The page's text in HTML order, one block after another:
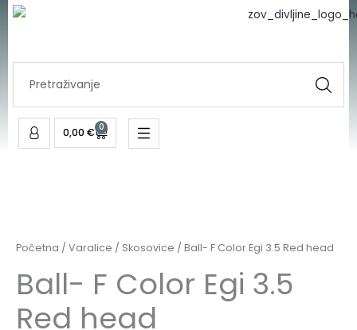
Skip
0,00 € 0
Cart
Početna / Varalice / Skosovice / Ball- F Color Egi 3.5 Red head
Ball- F Color Egi 3.5
Red head